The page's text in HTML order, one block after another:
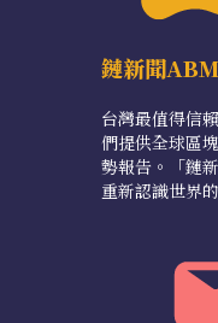
鏈新聞
台灣最值得信
們提供全球區
勢報告。「鏈
重新認識世界